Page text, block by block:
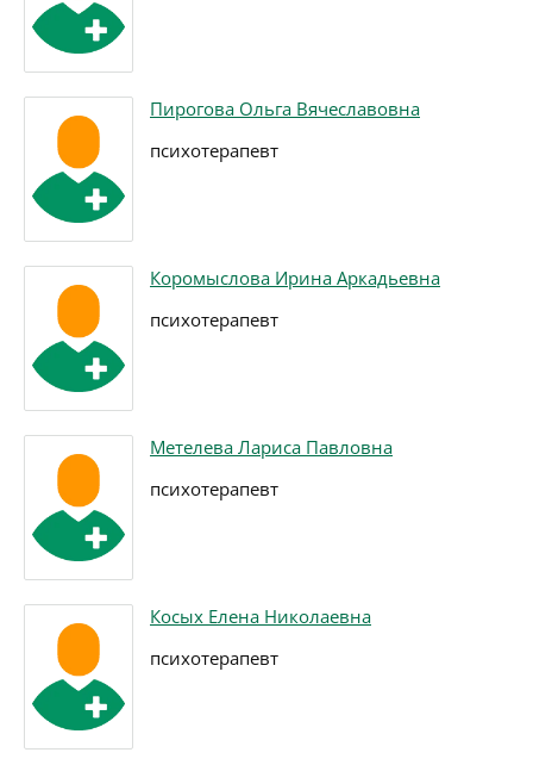
Пирогова Ольга Вячеславовна
психотерапевт
Коромыслова Ирина Аркадьевна
психотерапевт
Метелева Лариса Павловна
психотерапевт
Косых Елена Николаевна
психотерапевт